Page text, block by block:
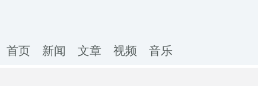
首页 新闻 文章 视频 音乐